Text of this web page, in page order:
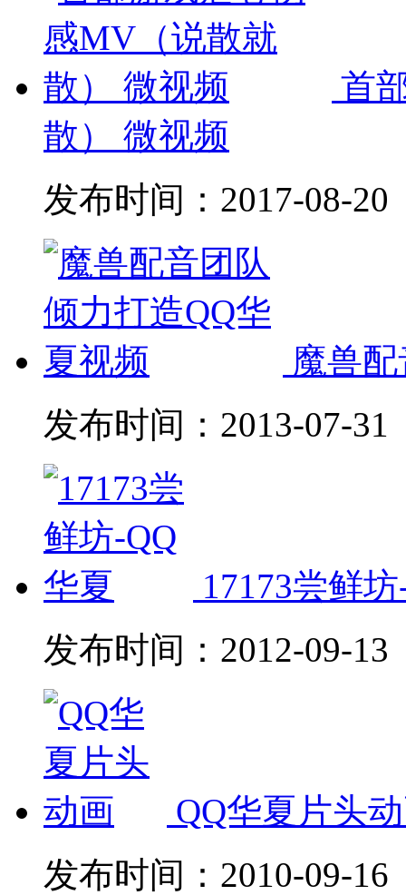
首
散） 微视频
发布时间： 2017-08-20
魔兽
发布时间： 2013-07-31
17173尝鲜
发布时间： 2012-09-13
QQ华夏片头
发布时间： 2010-09-16